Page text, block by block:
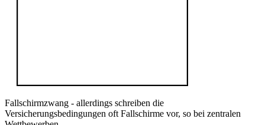
Fallschirmzwang - allerdings schreiben die
Versicherungsbedingungen oft Fallschirme vor, so bei zentralen